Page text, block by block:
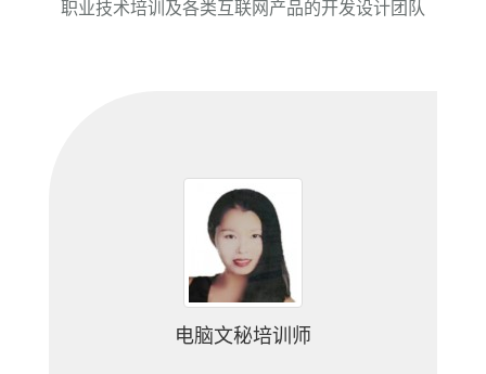
职业技术培训及各类互联网产品的开发设计团队
电脑文秘培训师